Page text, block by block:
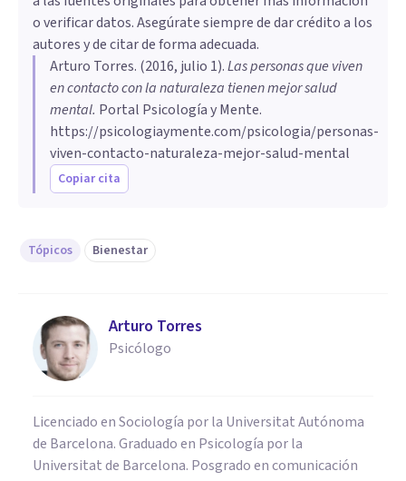
o verificar datos. Asegúrate siempre de dar crédito a los
autores y de citar de forma adecuada.
Arturo Torres. (2016, julio 1).Las personas que viven
en contacto con la naturaleza tienen mejor salud
mental. Portal Psicología y Mente.
https://psicologiaymente.com/psicologia/personas-
viven-contacto-naturaleza-mejor-salud-mental
Copiar cita
Tópicos Bienestar
Arturo Torres
Psicólogo
Licenciado en Sociología por la Universitat Autónoma
de Barcelona. Graduado en Psicología por la
Universitat de Barcelona. Posgrado en comunicación